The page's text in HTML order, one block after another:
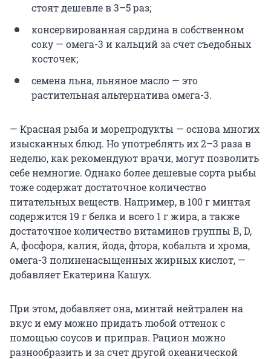
стоят дешевле в 3–5 раз;
консервированная сардина в собственном
соку — омега-3 и кальций за счет съедобных
косточек;
семена льна, льняное масло — это
растительная альтернатива омега-3.
— Красная рыба и морепродукты — основа многих
изысканных блюд. Но употреблять их 2–3 раза в
неделю, как рекомендуют врачи, могут позволить
себе немногие. Однако более дешевые сорта рыбы
тоже содержат достаточное количество
питательных веществ. Например, в 100 г минтая
содержится 19 г белка и всего 1 г жира, а также
достаточное количество витаминов группы В, D,
А, фосфора, калия, йода, фтора, кобальта и хрома,
омега-3 полиненасыщенных жирных кислот, —
добавляет Екатерина Кашух.
При этом, добавляет она, минтай нейтрален на
вкус и ему можно придать любой оттенок с
помощью соусов и приправ. Рацион можно
разнообразить и за счет другой океанической